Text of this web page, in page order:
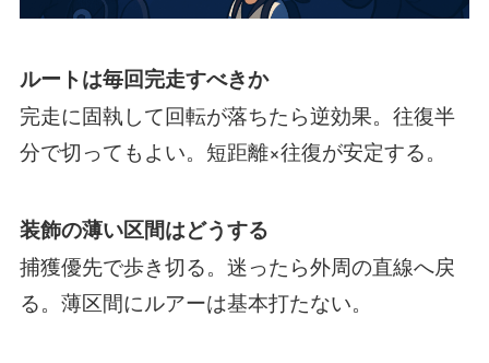
ルートは毎回完走すべきか
完走に固執して回転が落ちたら逆効果。往復半
分で切ってもよい。短距離×往復が安定する。
装飾の薄い区間はどうする
捕獲優先で歩き切る。迷ったら外周の直線へ戻
る。薄区間にルアーは基本打たない。